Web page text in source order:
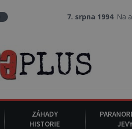
: Na americké
ZÁHADY
HISTORIE